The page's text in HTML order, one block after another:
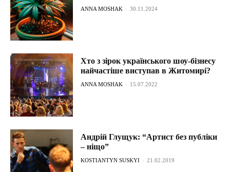
ANNA MOSHAK - 30.11.2024
Хто з зірок українського шоу-бізнесу
найчастіше виступав в Житомирі?
ANNA MOSHAK - 15.07.2022
Андрій Глущук: “Артист без публіки
– ніщо”
KOSTIANTYN SUSKYI - 21.02.2019